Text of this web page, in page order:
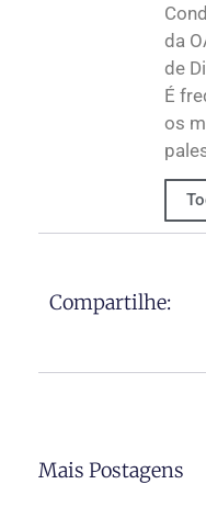
da
de
É
os
Compartilhe:
Mais Postagens